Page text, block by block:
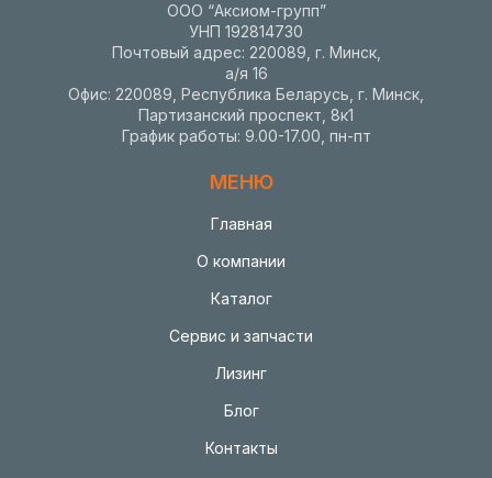
ООО “Аксиом-групп”
УНП 192814730
Почтовый адрес: 220089, г. Минск,
а/я 16
Офис: 220089, Республика Беларусь, г. Минск,
Партизанский проспект, 8к1
График работы: 9.00-17.00, пн-пт
МЕНЮ
Главная
О компании
Каталог
Сервис и запчасти
Лизинг
Блог
Контакты